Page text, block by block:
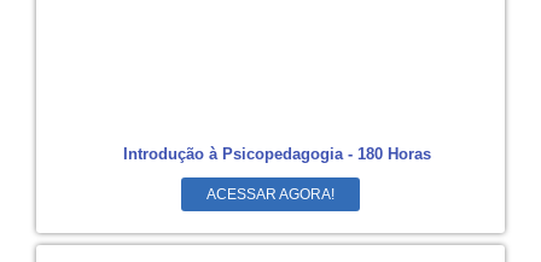
Introdução à Psicopedagogia - 180 Horas
ACESSAR AGORA!